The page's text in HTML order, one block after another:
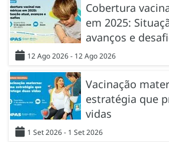
Cobertura
em 2025:
avanços e
12 Ago 2026 - 12 Ago 2026
Vacinação
estratégia que
vidas
1 Set 2026 - 1 Set 2026